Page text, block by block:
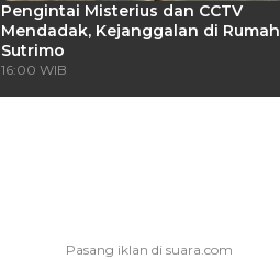
Pengintai Misterius dan CCTV
Mendadak, Kejanggalan di Rumah
Sutrimo
16:00 WIB